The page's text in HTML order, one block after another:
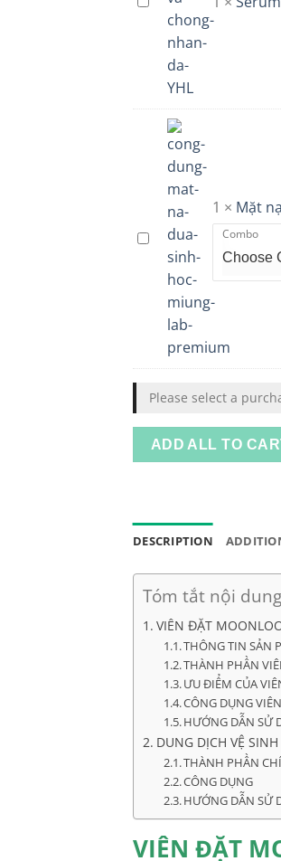
dưỡng
trắng
chống
nhăn
Mặt
Miung
1 × Mặt
Combo
Please select a
ADD ALL TO
DESCRIPTION
Tóm tắt nội dung
VIÊN ĐẶT
THÔNG TIN SẢN
THÀNH PHẦN
ƯU ĐIỂM CỦA
CÔNG DỤNG
HƯỚNG DẪN SỬ
DUNG DỊCH VỆ
THÀNH PHẦN
CÔNG DỤNG
HƯỚNG DẪN SỬ
VIÊN ĐẶT